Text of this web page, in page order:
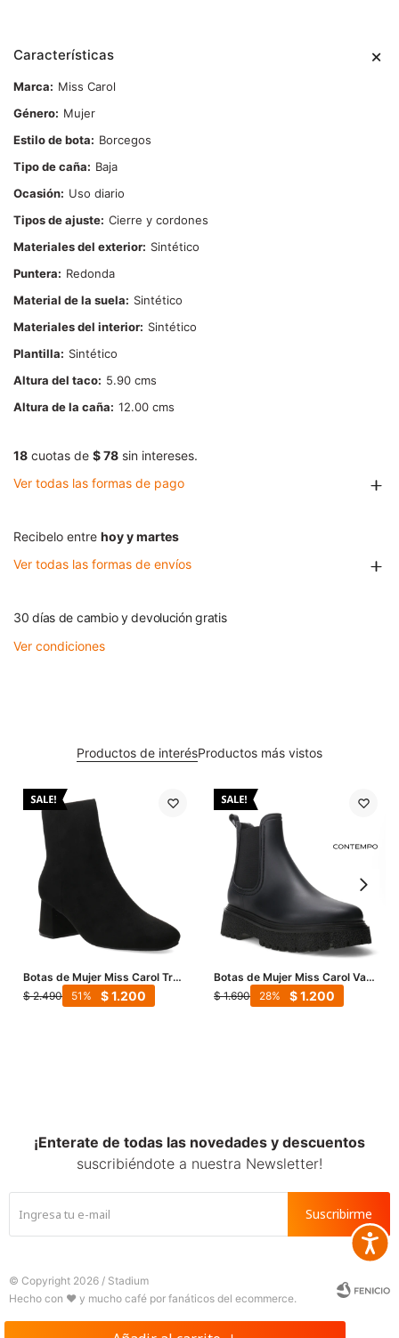
Características
Marca
Miss Carol
Género
Mujer
Estilo de bota
Borcegos
Tipo de caña
Baja
Ocasión
Uso diario
Tipos de ajuste Cierre y cordones
Materiales del exterior
Sintético
Puntera
Redonda
Material de la suela
Sintético
Materiales del interior
Sintético
Plantilla
Sintético
Altura del taco
5.90
Altura de la caña
12.00
18 cuotas de $ 78 sin intereses.
Ver todas las formas de pago
Recibelo entre hoy y martes
Ver todas las formas de envíos
30 días de cambio y devolución gratis
Ver condiciones
Productos de interésProductos más vistos
Botas de Mujer Miss Carol True
- Negro
$ 2.490 $1.200
51
Botas de Mujer Miss Carol Vani
De Lluvia - Negro
$ 1.690 $1.200
28
¡Enterate de todas las novedades y descuentos
suscribiéndote a nuestra Newsletter!
Suscribirme
© Copyright 2026 / Stadium